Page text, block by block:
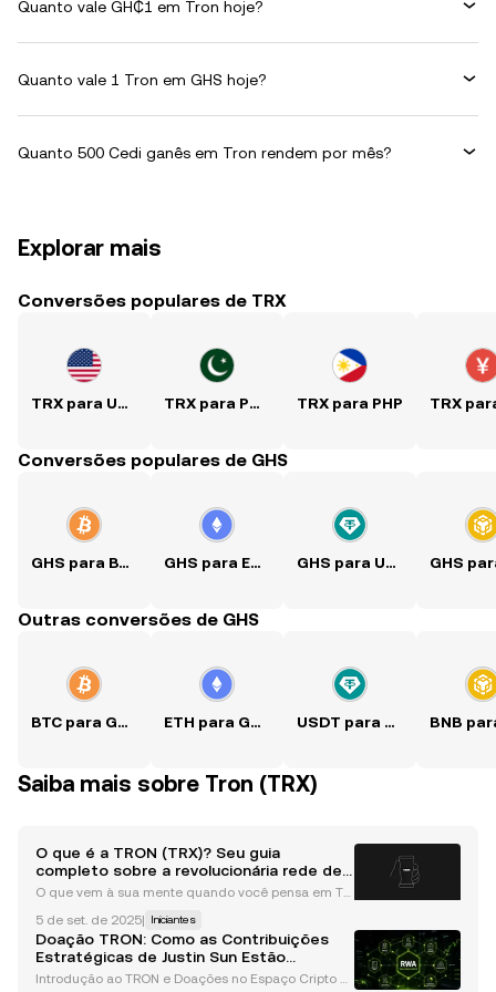
Quanto vale GH₵1 em Tron hoje?
Quanto vale 1 Tron em GHS hoje?
Quanto 500 Cedi ganês em Tron rendem por mês?
Explorar mais
Conversões populares de TRX
TRX para USD TRX para PKR TRX para PHP
Conversões populares de GHS
GHS para BTC GHS para ETH GHS para USDT
Outras conversões de GHS
BTC para GHS ETH para GHS USDT para GHS
Saiba mais sobre Tron (TRX)
O que é a TRON (TRX)? Seu guia
completo sobre a revolucionária rede de
blockchain
O que vem à sua mente quando você pensa em TR
in? Pegue sua pipoca e continue lendo enquanto e
xploramos o ecossistema de blockchain da TRON
— um partici
5 de set. de 2025| Iniciantes
Doação TRON: Como as Contribuições
Estratégicas de Justin Sun Estão
Moldando o Ecossistema Cripto
Introdução ao TRON e Doações no Espaço Cripto T